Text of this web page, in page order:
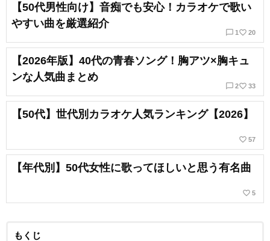
【50代男性向け】音痴でも安心！カラオケで歌い
やすい曲を厳選紹介
chat_bubble_outline 1 favorite_border 20
【2026年版】40代の青春ソング！胸アツ×胸キュ
ンな人気曲まとめ
chat_bubble_outline 2favorite_border 33
【50代】世代別カラオケ人気ランキング【2026】
favorite_border 57
【年代別】50代女性に歌ってほしいと思う有名曲
favorite_border 5
もくじ